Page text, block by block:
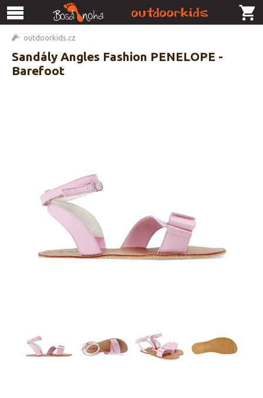
outdoorkids.cz
Sandály Angles Fashion PENELOPE -
Barefoot